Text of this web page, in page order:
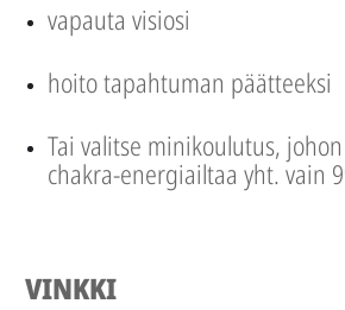
vapauta visiosi
hoito tapahtuman päätteeksi
Tai valitse minikoulutus,
chakra-energiailtaa yht. vain
VINKKI